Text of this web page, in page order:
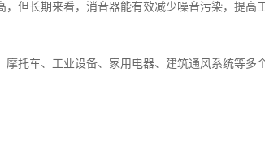
，但长期来看，消音器能有效减少噪音污染，提高
托车、工业设备、家用电器、建筑通风系统等多